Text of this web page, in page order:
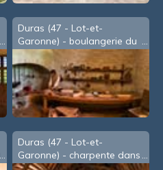
Duras (47 - Lot-et-
Garonne) - boulangerie du
château
Duras (47 - Lot-et-
Garonne) - charpente dans